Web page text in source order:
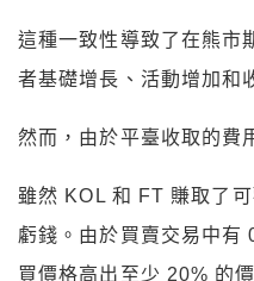
這種一致性導致了在熊市
者基礎增長、活動增加和
然而，由於平臺收取的費
雖然 KOL 和 FT 賺取了
虧錢。由於買賣交易中有
買價格高出至少 20% 的